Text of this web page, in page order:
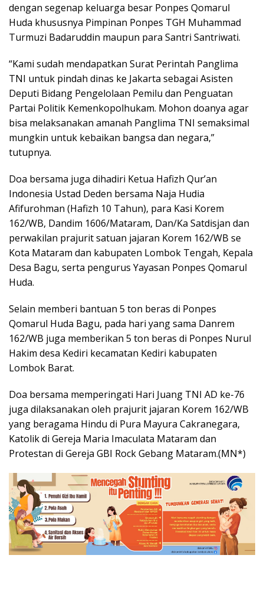
dengan segenap keluarga besar Ponpes Qomarul
Huda khususnya Pimpinan Ponpes TGH Muhammad
Turmuzi Badaruddin maupun para Santri Santriwati.
“Kami sudah mendapatkan Surat Perintah Panglima
TNI untuk pindah dinas ke Jakarta sebagai Asisten
Deputi Bidang Pengelolaan Pemilu dan Penguatan
Partai Politik Kemenkopolhukam. Mohon doanya agar
bisa melaksanakan amanah Panglima TNI semaksimal
mungkin untuk kebaikan bangsa dan negara,”
tutupnya.
Doa bersama juga dihadiri Ketua Hafizh Qur’an
Indonesia Ustad Deden bersama Naja Hudia
Afifurohman (Hafizh 10 Tahun), para Kasi Korem
162/WB, Dandim 1606/Mataram, Dan/Ka Satdisjan dan
perwakilan prajurit satuan jajaran Korem 162/WB se
Kota Mataram dan kabupaten Lombok Tengah, Kepala
Desa Bagu, serta pengurus Yayasan Ponpes Qomarul
Huda.
Selain memberi bantuan 5 ton beras di Ponpes
Qomarul Huda Bagu, pada hari yang sama Danrem
162/WB juga memberikan 5 ton beras di Ponpes Nurul
Hakim desa Kediri kecamatan Kediri kabupaten
Lombok Barat.
Doa bersama memperingati Hari Juang TNI AD ke-76
juga dilaksanakan oleh prajurit jajaran Korem 162/WB
yang beragama Hindu di Pura Mayura Cakranegara,
Katolik di Gereja Maria Imaculata Mataram dan
Protestan di Gereja GBI Rock Gebang Mataram.(MN*)